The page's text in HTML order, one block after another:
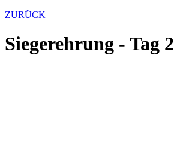
ZURÜCK
Siegerehrung - Tag 2